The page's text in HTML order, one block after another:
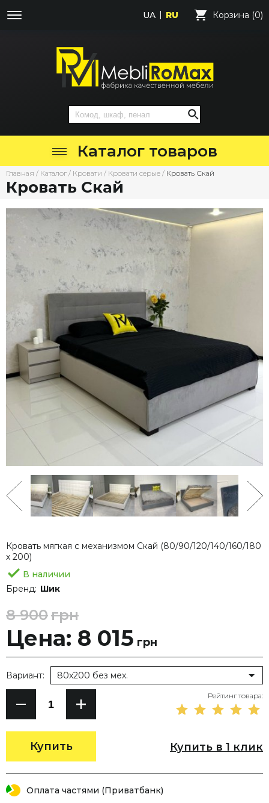
UA RU Корзина (0)
Каталог товаров
Главная / Каталог / Кровати / Кровати серые / Кровать Скай
Кровать Скай
Кровать мягкая с механизмом Скай (80/90/120/140/160/180
х 200)
В наличии
Бренд: Шик
8 900грн
Цена: 8 015 грн
Купить
Вариант: 80х200 без мех.
Рейтинг товара:
Купить в 1 клик
Оплата частями (Приватбанк)